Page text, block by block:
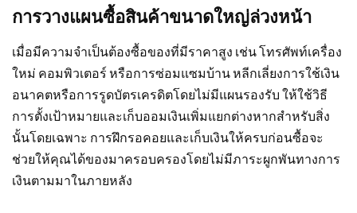
การวางแผนซื้อสินค้าขนาดใหญ่ล่วงหน้า
เมื่อมีความจำเป็นต้องซื้อของที่มีราคาสูง เช่น โทรศัพท์เครื่อง
ใหม่ คอมพิวเตอร์ หรือการซ่อมแซมบ้าน หลีกเลี่ยงการใช้เงิน
อนาคตหรือการรูดบัตรเครดิตโดยไม่มีแผนรองรับ ให้ใช้วิธี
การตั้งเป้าหมายและเก็บออมเงินเพิ่มแยกต่างหากสำหรับสิ่ง
นั้นโดยเฉพาะ การฝึกรอคอยและเก็บเงินให้ครบก่อนซื้อจะ
ช่วยให้คุณได้ของมาครอบครองโดยไม่มีภาระผูกพันทางการ
เงินตามมาในภายหลัง